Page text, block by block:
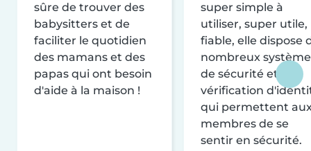
sûre de trouver des
babysitters et de
faciliter le quotidien
des mamans et des
papas qui ont besoin
d'aide à la maison !
super simple à
utiliser, super utile,
fiable, elle dispose
nombreux
de sécurité et de
vérification
qui permettent
membres de se
sentir en sécurité.